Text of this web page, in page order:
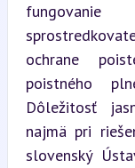
ochrane
poistného
Dôležitosť
najmä pri
slovenský